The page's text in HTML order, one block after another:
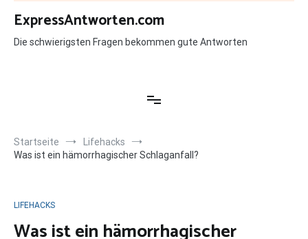
Zum
Inhalt
springen
ExpressAntworten.com
Die schwierigsten Fragen bekommen gute Antworten
Startseite
Lifehacks
Was ist ein hämorrhagischer Schlaganfall?
LIFEHACKS
Was ist ein hämorrhagischer